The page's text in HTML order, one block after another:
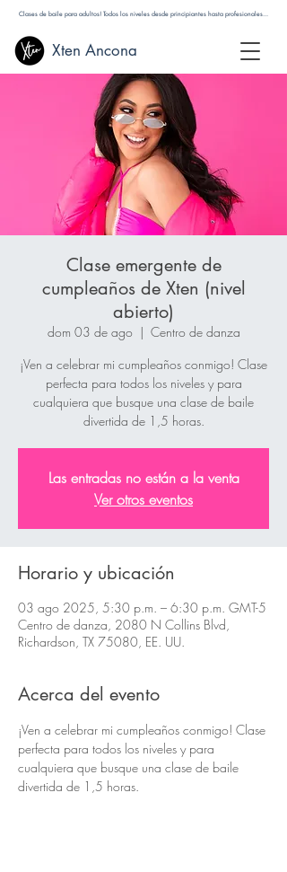
Clases de baile para adultos! Todos los niveles desde principiantes hasta profesionales...
Xten Ancona
Clase emergente de
cumpleaños de Xten (nivel
abierto)
dom 03 de ago
  |
Centro de danza
¡Ven a celebrar mi cumpleaños conmigo! Clase
perfecta para todos los niveles y para
cualquiera que busque una clase de baile
divertida de 1,5 horas.
Las entradas no están a la venta
Ver otros eventos
Horario y ubicación
03 ago 2025, 5:30 p.m. – 6:30 p.m. GMT-5
Centro de danza, 2080 N Collins Blvd,
Richardson, TX 75080, EE. UU.
Acerca del evento
¡Ven a celebrar mi cumpleaños conmigo! Clase
perfecta para todos los niveles y para
cualquiera que busque una clase de baile
divertida de 1,5 horas.